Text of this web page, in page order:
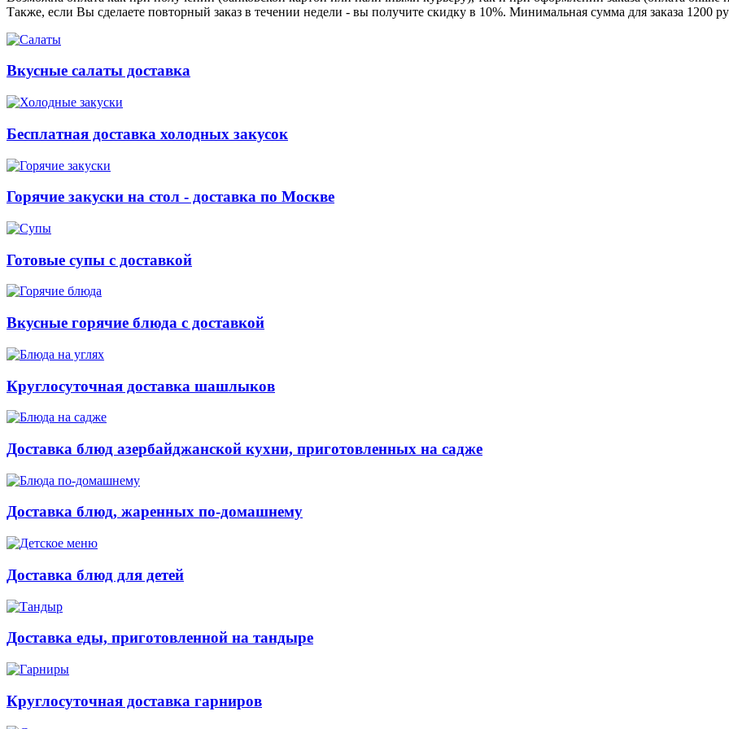
Также, если Вы сделаете повторный заказ в течении недели - вы получите скидку в 10%. Минимальная сумма для заказа 1200
Вкусные салаты доставка
Бесплатная доставка холодных закусок
Горячие закуски на стол - доставка по Москве
Готовые супы с доставкой
Вкусные горячие блюда с доставкой
Круглосуточная доставка шашлыков
Доставка блюд азербайджанской кухни, приготовленных на садже
Доставка блюд, жаренных по-домашнему
Доставка блюд для детей
Доставка еды, приготовленной на тандыре
Круглосуточная доставка гарниров